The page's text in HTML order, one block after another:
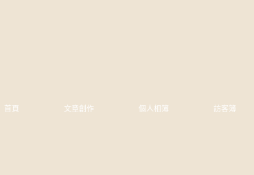
首頁 文章創作 個人相簿 訪客簿